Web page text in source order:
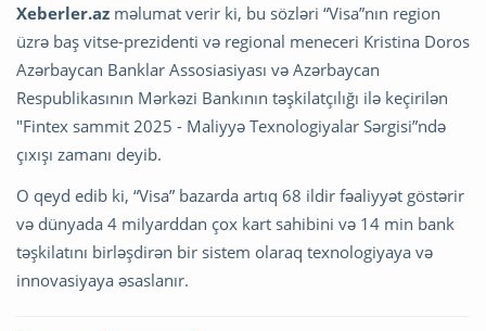
Xeberler.az məlumat verir ki, bu sözləri “Visa”nın region
üzrə baş vitse-prezidenti və regional meneceri Kristina Doros
Azərbaycan Banklar Assosiasiyası və Azərbaycan
Respublikasının Mərkəzi Bankının təşkilatçılığı ilə keçirilən
"Fintex sammit 2025 - Maliyyə Texnologiyalar Sərgisi”ndə
çıxışı zamanı deyib.
O qeyd edib ki, “Visa” bazarda artıq 68 ildir fəaliyyət göstərir
və dünyada 4 milyarddan çox kart sahibini və 14 min bank
təşkilatını birləşdirən bir sistem olaraq texnologiyaya və
innovasiyaya əsaslanır.